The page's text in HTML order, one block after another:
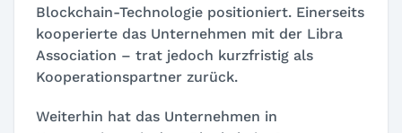
Blockchain-Technologie positioniert. Einerseits
kooperierte das Unternehmen mit der Libra
Association – trat jedoch kurzfristig als
Kooperationspartner zurück.
Weiterhin hat das Unternehmen in